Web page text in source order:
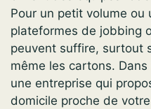
Pour un petit volume ou
plateformes de jobbing
peuvent suffire, surtout
même les cartons.
une entreprise qui
domicile proche de